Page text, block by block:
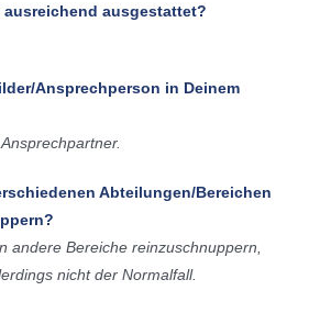
ausgestattet?
Ansprechperson in Deinem
Abteilungen/Bereichen
andere Bereiche reinzuschnuppern,
nicht der Normalfall.